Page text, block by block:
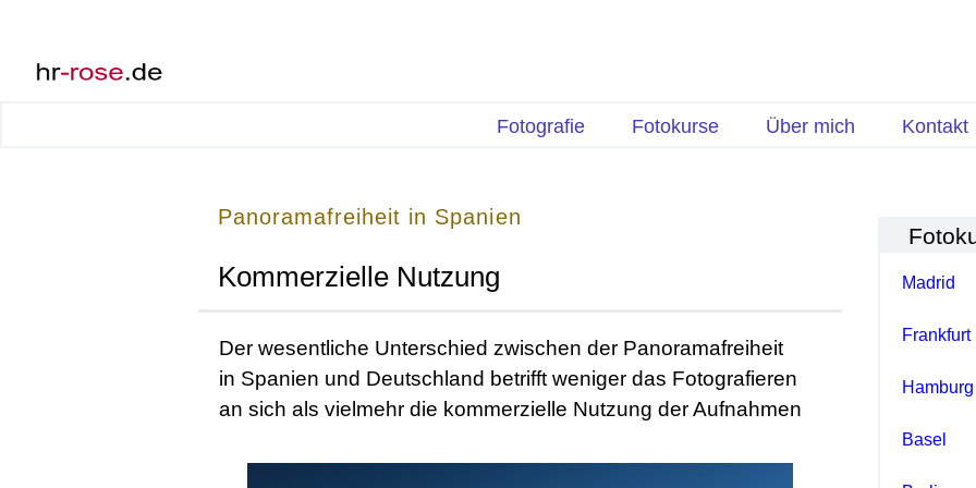
Fotografie Fotokurse Über mich Kontakt
Panoramafreiheit in Spanien
Kommerzielle Nutzung
Der wesentliche Unterschied zwischen der Panoramafreiheit
in Spanien und Deutschland betrifft weniger das Fotografieren
an sich als vielmehr die kommerzielle Nutzung der Aufnahmen
Madrid
Frankfurt
Hamburg
Basel